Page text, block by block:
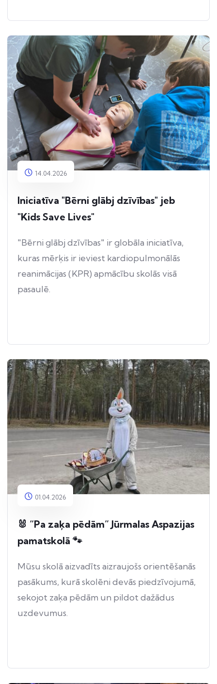
14.04.2026
Iniciatīva "Bērni glābj dzīvības" jeb
"Kids Save Lives"
"Bērni glābj dzīvības" ir globāla iniciatīva,
kuras mērķis ir ieviest kardiopulmonālās
reanimācijas (KPR) apmācību skolās visā
pasaulē.
01.04.2026
🐰 “Pa zaķa pēdām” Jūrmalas Aspazijas
pamatskolā 🐾
Mūsu skolā aizvadīts aizraujošs orientēšanās
pasākums, kurā skolēni devās piedzīvojumā,
sekojot zaķa pēdām un pildot dažādus
uzdevumus.